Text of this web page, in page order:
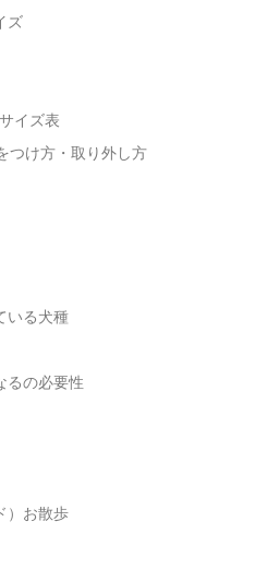
ズ
イズ表
つけ方・取り外し方
いる犬種
るの必要性
）お散歩